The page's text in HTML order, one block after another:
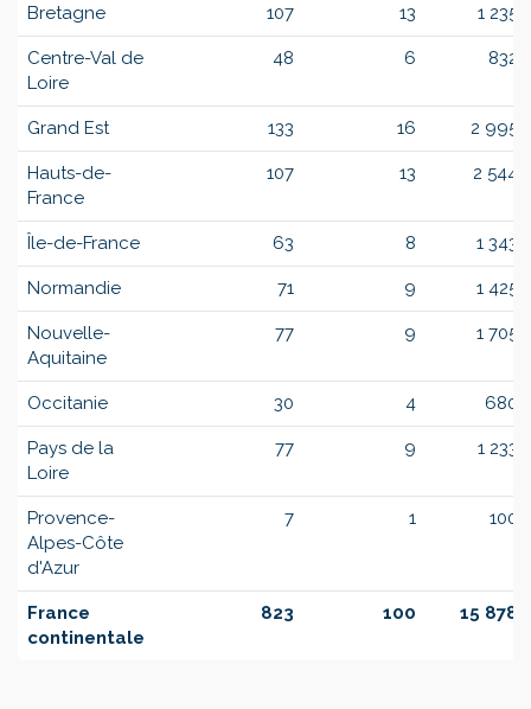
Bretagne 107 13 1 235
Centre-Val de
Loire
48 6 832
Grand Est 133 16 2 995
Hauts-de-
France
107 13 2 544
Île-de-France 63 8 1 343
Normandie 71 9 1 425
Nouvelle-
Aquitaine
77 9 1 705
Occitanie 30 4 680
Pays de la
Loire
77 9 1 233
Provence-
Alpes-Côte
d'Azur
7 1 100
France
continentale
823 100 15 878